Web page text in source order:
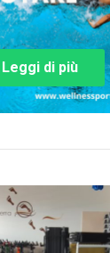
Leggi di più